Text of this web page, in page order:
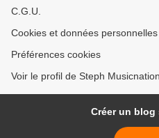
C.G.U.
Cookies et données personnelles
Préférences cookies
Voir le profil de Steph
Créer un blog